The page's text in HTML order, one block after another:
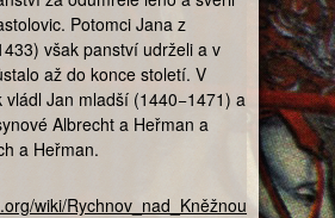
Potomci Jana z
však panství udrželi a v
až do konce století. V
vládl Jan mladší (1440−1471) a
Albrecht a Heřman a
a Heřman.
wiki/Rychnov_nad_Kněžnou